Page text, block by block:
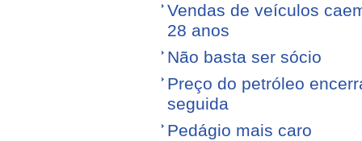
Vendas de veículos
28 anos
Não basta ser sócio
Preço do petróleo
seguida
Pedágio mais caro